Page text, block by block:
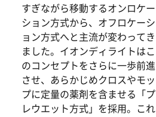
すぎながら移動するオンロケー
ション方式から、オフロケーシ
ョン方式へと主流が変わってき
ました。イオンディライトはこ
のコンセプトをさらに一歩前進
させ、あらかじめクロスやモッ
プに定量の薬剤を含ませる「プ
レウエット方式」を採用。これ